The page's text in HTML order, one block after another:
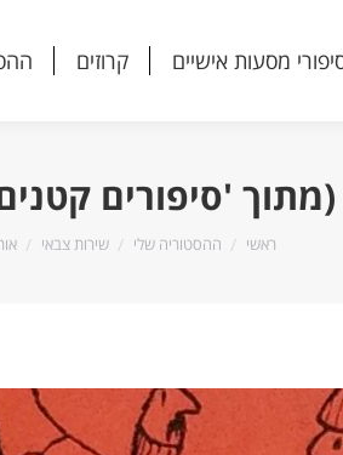
מסעות אישיים קרוזים
'סיפורים קטנים
הנך נמצא כאן:
ראשי ההסטוריה שלי שירות צבאי